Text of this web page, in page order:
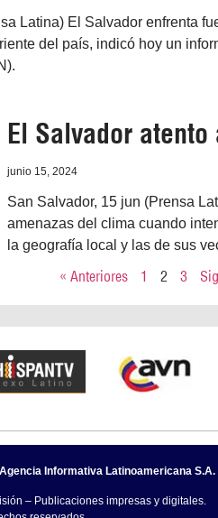
Latina) El Salvador enfrenta
del país, indicó hoy un
El Salvador
junio 15, 2024
San Salvador, 15 jun (Prensa
amenazas del clima cuando
la geografía local y las de sus
« Anteriores 1 2 3
Informativa Latinoamericana S.A.
– Publicaciones impresas y digitales.